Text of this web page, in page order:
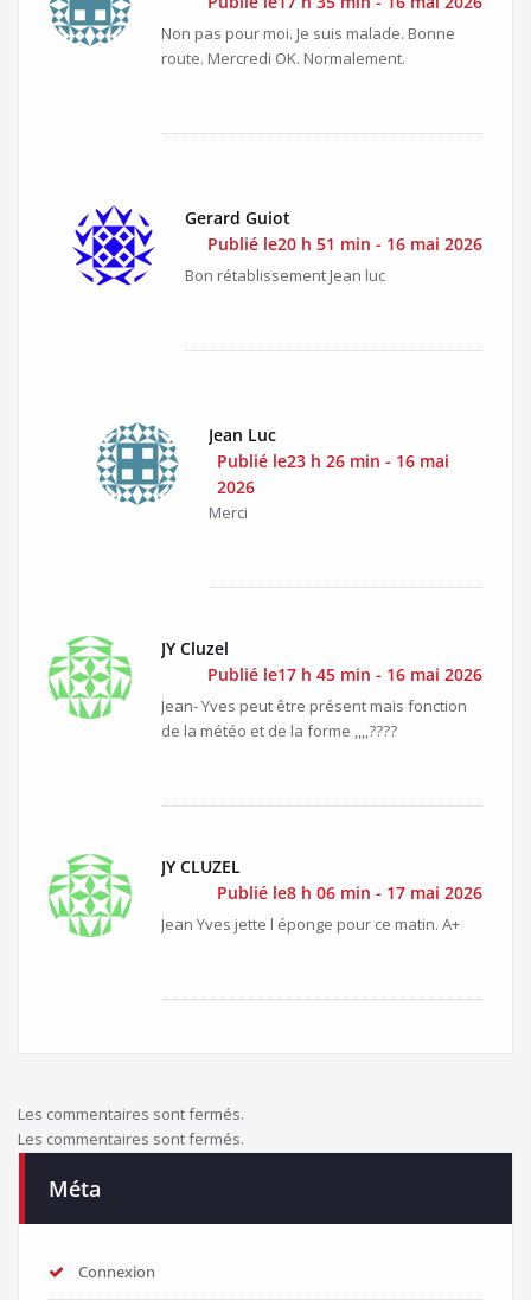
Non pas pour moi. Je suis malade. Bonne
route. Mercredi OK. Normalement.
Gerard Guiot
Publié le20 h 51 min - 16 mai 2026
Bon rétablissement Jean luc
Jean Luc
Publié le23 h 26 min - 16 mai
2026
Merci
JY Cluzel
Publié le17 h 45 min - 16 mai 2026
Jean- Yves peut être présent mais fonction
de la météo et de la forme ,,,,????
JY CLUZEL
Publié le8 h 06 min - 17 mai 2026
Jean Yves jette l éponge pour ce matin. A+
Les commentaires sont fermés.
Les commentaires sont fermés.
Méta
Connexion